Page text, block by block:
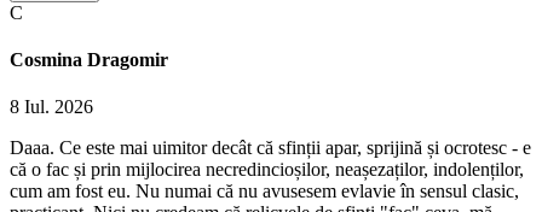
C
Cosmina Dragomir
8 Iul. 2026
Daaa. Ce este mai uimitor decât că sfinții apar, sprijină și ocrotesc - e
că o fac și prin mijlocirea necredincioșilor, neașezaților, indolenților,
cum am fost eu. Nu numai că nu avusesem evlavie în sensul clasic,